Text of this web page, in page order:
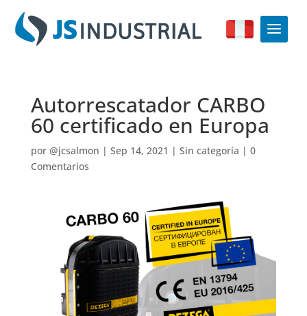
Autorrescatador CARBO
60 certificado en Europa
por @jcsalmon | Sep 14, 2021 | Sin categoría | 0
Comentarios